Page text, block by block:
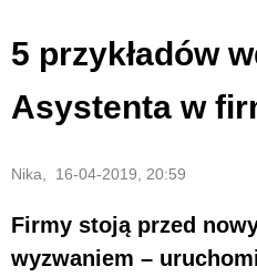
5 przykładów
Asystenta w
Nika, 16-04-2019, 20:59
Firmy stoją przed
wyzwaniem –